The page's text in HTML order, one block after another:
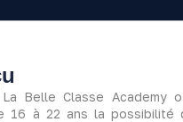
Belle Classe Academy
16 à 22 ans la